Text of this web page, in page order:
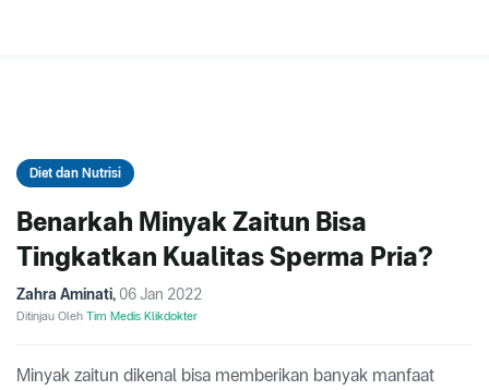
Diet dan Nutrisi
Benarkah Minyak Zaitun Bisa
Tingkatkan Kualitas Sperma Pria?
Zahra Aminati, 06 Jan 2022
Ditinjau Oleh Tim Medis Klikdokter
Minyak zaitun dikenal bisa memberikan banyak manfaat